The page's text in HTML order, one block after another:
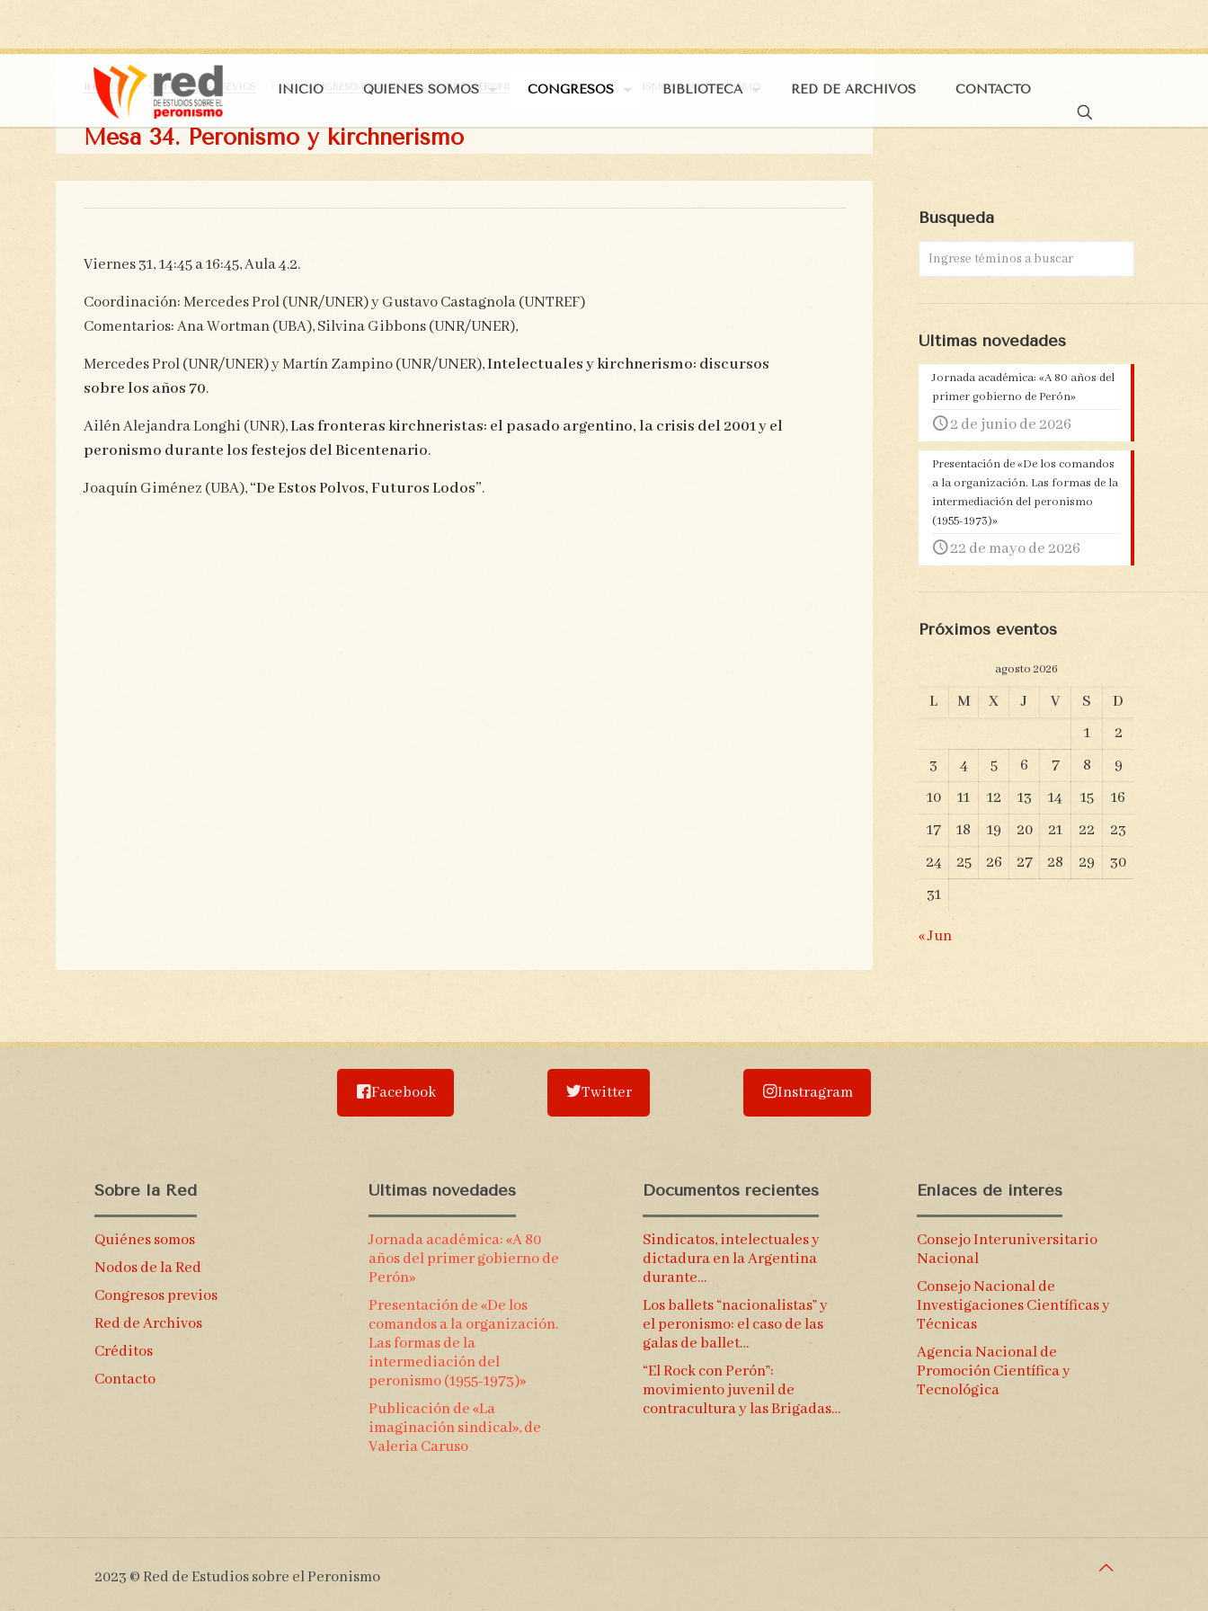
INICIO QUIÉNES SOMOS CONGRESOS BIBLIOTECA RED DE ARCHIVOS CONTACTO
Mesa 34. Peronismo y kirchnerismo
INICIO CONGRESOS PREVIOS VI CONGRESO DE ESTUDIOS SOBRE EL PERONISMO MESA 34. PERONISMO Y KIRCHNERISMO
Viernes 31, 14:45 a 16:45, Aula 4.2.
Coordinación: Mercedes Prol (UNR/UNER) y Gustavo Castagnola (UNTREF)
Comentarios: Ana Wortman (UBA), Silvina Gibbons (UNR/UNER),
Mercedes Prol (UNR/UNER) y Martín Zampino (UNR/UNER),Intelectuales y kirchnerismo: discursos
sobre los años 70.
Ailén Alejandra Longhi (UNR),Las fronteras kirchneristas: el pasado argentino, la crisis del 2001 y el
peronismo durante los festejos del Bicentenario.
Joaquín Giménez (UBA),“De Estos Polvos, Futuros Lodos”.
Búsqueda
Últimas novedades
Jornada académica: «A 80 años del
primer gobierno de Perón»
2 de junio de 2026
Presentación de «De los comandos
a la organización. Las formas de la
intermediación del peronismo
(1955-1973)»
22 de mayo de 2026
Próximos eventos
agosto 2026
L M X J V S
D
1
2
3
4 5 6 7 8
9
10
11 12 13 14 15
16
17
18 19 20 21 22
23
24
25 26 27 28 29
30
31
« Jun
Facebook Twitter Instragram
Sobre la Red
Quiénes somos
Nodos de la Red
Congresos previos
Red de Archivos
Créditos
Contacto
Últimas novedades
Jornada académica: «A 80
años del primer gobierno de
Perón»
Presentación de «De los
comandos a la organización.
Las formas de la
intermediación del
peronismo (1955-1973)»
Publicación de «La
imaginación sindical», de
Valeria Caruso
Documentos recientes
Sindicatos, intelectuales y
dictadura en la Argentina
durante…
Los ballets “nacionalistas” y
el peronismo: el caso de las
galas de ballet…
“El Rock con Perón”:
movimiento juvenil de
contracultura y las Brigadas…
Enlaces de interés
Consejo Interuniversitario
Nacional
Consejo Nacional de
Investigaciones Científicas y
Técnicas
Agencia Nacional de
Promoción Científica y
Tecnológica
2023 © Red de Estudios sobre el Peronismo